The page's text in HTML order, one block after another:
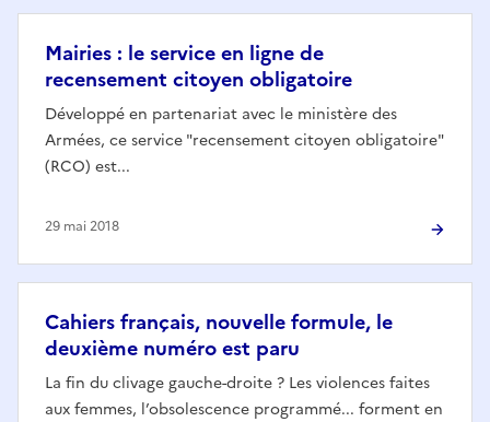
Mairies : le service en ligne de
recensement citoyen obligatoire
Développé en partenariat avec le ministère des
Armées, ce service "recensement citoyen obligatoire"
(RCO) est...
29 mai 2018
Cahiers français, nouvelle formule, le
deuxième numéro est paru
La fin du clivage gauche-droite ? Les violences faites
aux femmes, l’obsolescence programmé... forment en